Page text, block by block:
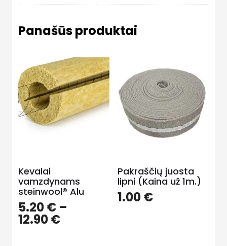
Panašūs produktai
Kevalai
vamzdynams
steinwool® Alu
5.20€ –
12.90€Price
Pakraščių juosta
lipni (Kaina už 1m.)
1.00€